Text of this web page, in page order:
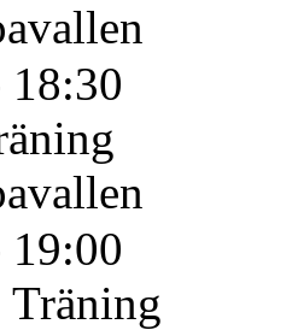
18:30
19:00
Träning